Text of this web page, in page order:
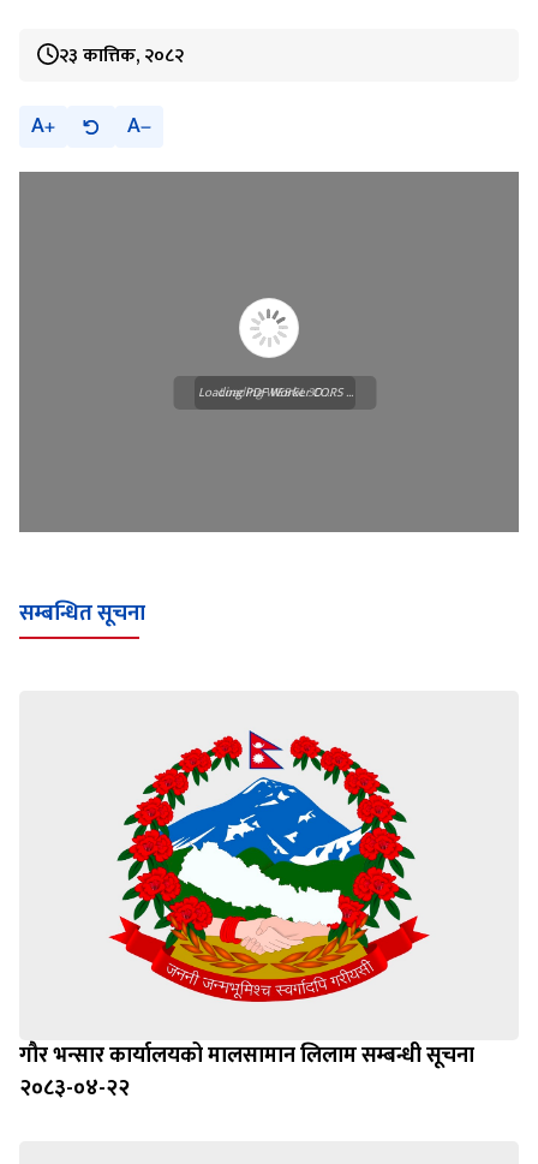
२३ कात्तिक, २०८२
A A
Loading WEBGL 3D ...
Loading PDF Worker CORS ...
सम्बन्धित सूचना
गौर भन्सार कार्यालयको मालसामान लिलाम सम्बन्धी सूचना
२०८३-०४-२२